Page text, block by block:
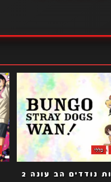
כללי
כלבי ספרות נודדים הב עונה 2